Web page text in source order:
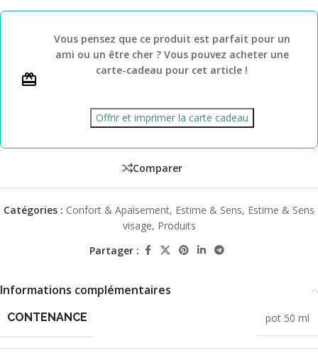
Vous pensez que ce produit est parfait pour un
ami ou un être cher ? Vous pouvez acheter une
carte-cadeau pour cet article !
Offrir et imprimer la carte cadeau
Comparer
Catégories : Confort & Apaisement, Estime & Sens, Estime & Sens
visage, Produits
Partager :
Informations complémentaires
CONTENANCE pot 50 ml